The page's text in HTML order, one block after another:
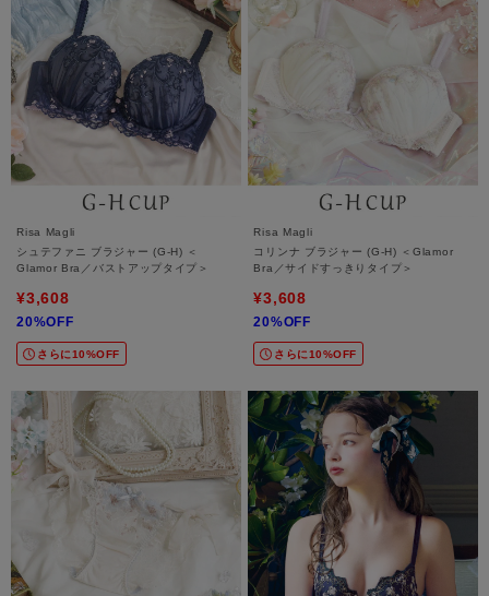
Risa Magli
シュテファニ ブラジャー (G-H) ＜
Glamor Bra／バストアップタイプ＞
¥3,608
20%OFF
さらに10%OFF
Risa Magli
コリンナ ブラジャー (G-H) ＜Glamor
Bra／サイドすっきりタイプ＞
¥3,608
20%OFF
さらに10%OFF